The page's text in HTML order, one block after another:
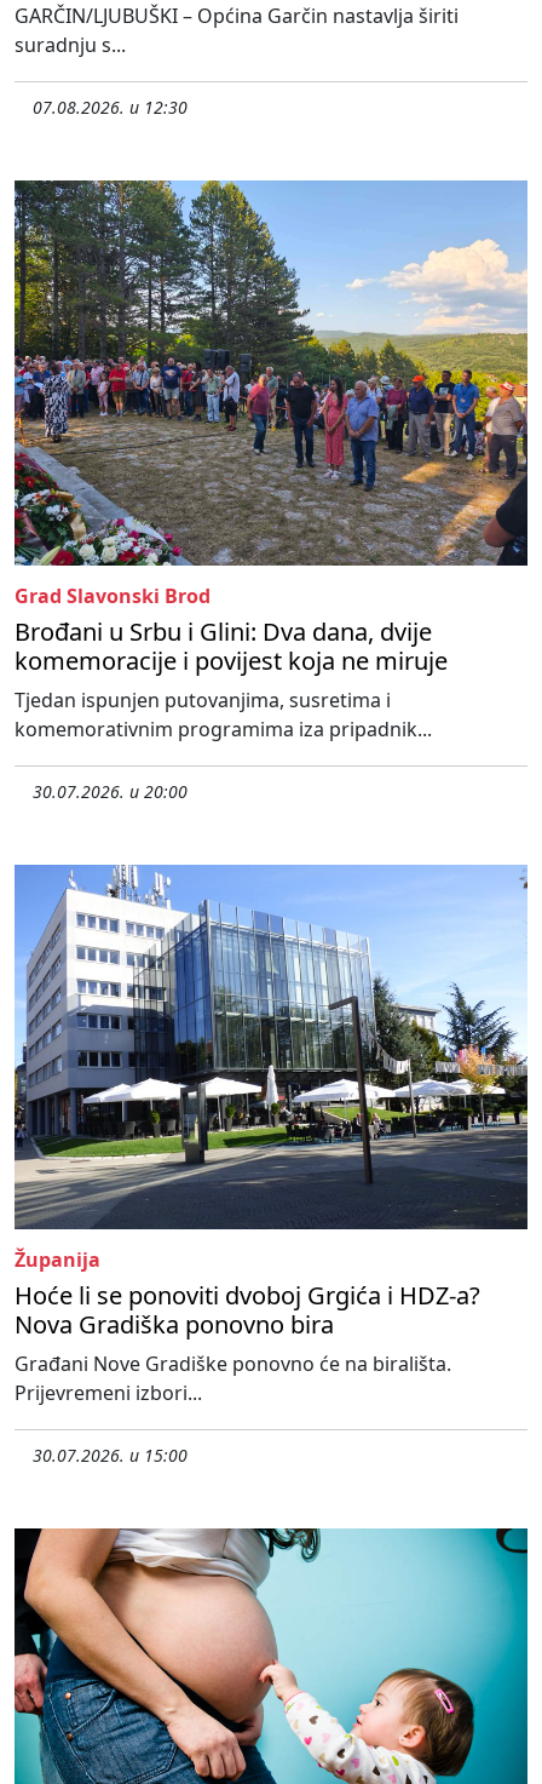
GARČIN/LJUBUŠKI – Općina Garčin nastavlja širiti
suradnju s...
07.08.2026. u 12:30
Grad Slavonski Brod
Brođani u Srbu i Glini: Dva dana, dvije
komemoracije i povijest koja ne miruje
Tjedan ispunjen putovanjima, susretima i
komemorativnim programima iza pripadnik...
30.07.2026. u 20:00
Županija
Hoće li se ponoviti dvoboj Grgića i HDZ-a?
Nova Gradiška ponovno bira
Građani Nove Gradiške ponovno će na birališta.
Prijevremeni izbori...
30.07.2026. u 15:00